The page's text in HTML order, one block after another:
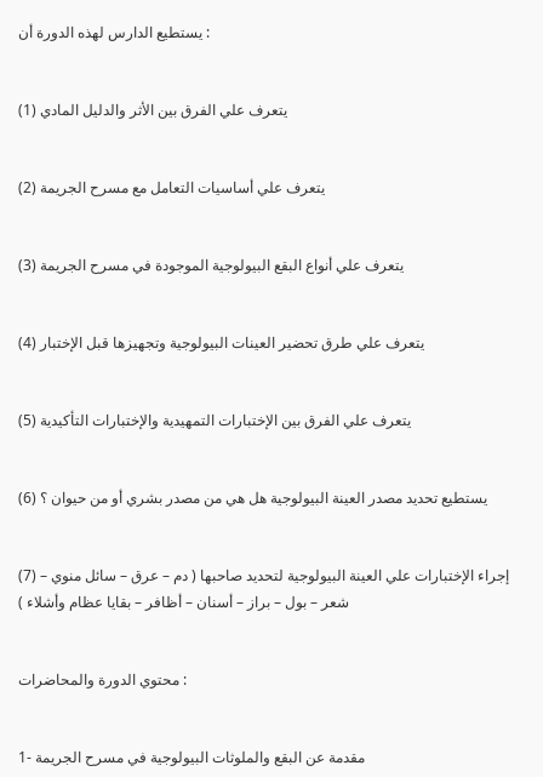
يستطيع الدارس لهذه الدورة أن :
(1) يتعرف علي الفرق بين الأثر والدليل المادي
(2) يتعرف علي أساسيات التعامل مع مسرح الجريمة
(3) يتعرف علي أنواع البقع البيولوجية الموجودة في مسرح الجريمة
(4) يتعرف علي طرق تحضير العينات البيولوجية وتجهيزها قبل الإختبار
(5) يتعرف علي الفرق بين الإختبارات التمهيدية والإختبارات التأكيدية
(6) يستطيع تحديد مصدر العينة البيولوجية هل هي من مصدر بشري أو من حيوان ؟
(7) إجراء الإختبارات علي العينة البيولوجية لتحديد صاحبها ( دم – عرق – سائل منوي –
شعر – بول – براز – أسنان – أظافر – بقايا عظام وأشلاء )
محتوي الدورة والمحاضرات :
1- مقدمة عن البقع والملوثات البيولوجية في مسرح الجريمة